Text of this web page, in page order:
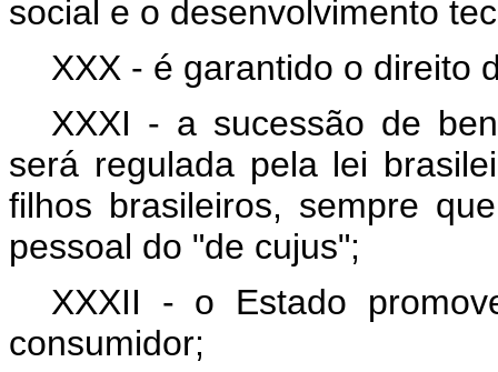
social e o desenvolvimento
XXX - é garantido o direito
XXXI - a sucessão de
será regulada pela lei
filhos brasileiros, sempre
pessoal do "de cujus";
XXXII - o Estado
consumidor;